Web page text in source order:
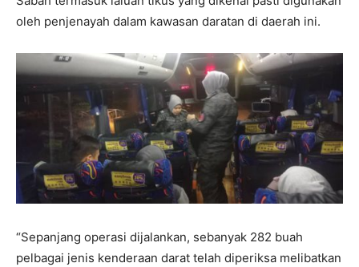
oleh penjenayah dalam kawasan daratan di daerah ini.
“Sepanjang operasi dijalankan, sebanyak 282 buah
pelbagai jenis kenderaan darat telah diperiksa melibatkan